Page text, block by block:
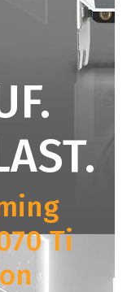
Ti